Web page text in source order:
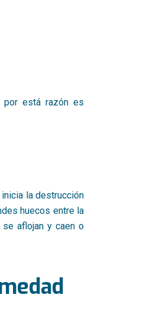
por está razón es
la destrucción
huecos entre la
aflojan y caen o